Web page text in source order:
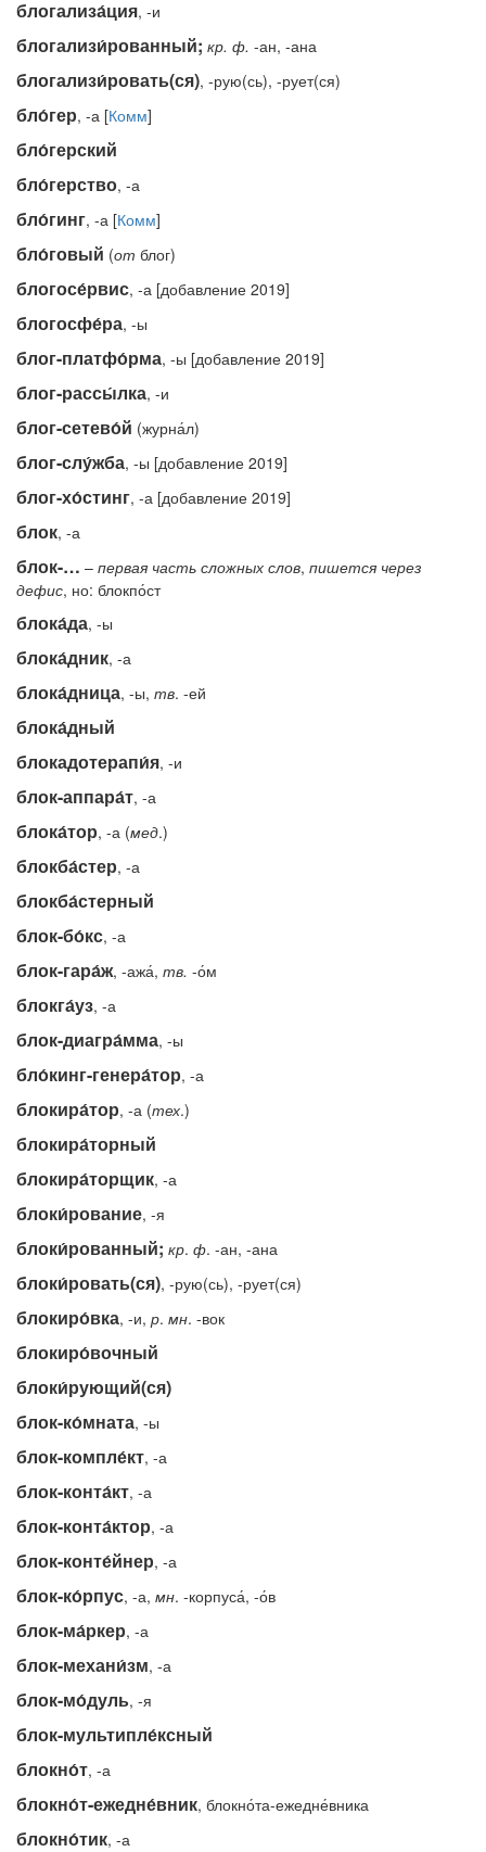
блогализа́ция, -и
блогализи́рованный; кр. ф. -ан, -ана
блогализи́ровать(ся), -рую(сь), -рует(ся)
бло́гер, -а [Комм]
бло́герский
бло́герство, -а
бло́гинг, -а [Комм]
бло́говый (от блог)
блогосе́рвис, -а [добавление 2019]
блогосфе́ра, -ы
блог-платфо́рма, -ы [добавление 2019]
блог-рассы́лка, -и
блог-сетево́й (журна́л)
блог-слу́жба, -ы [добавление 2019]
блог-хо́стинг, -а [добавление 2019]
блок, -а
блок-… – первая часть сложных слов, пишется через
дефис, но: блокпо́ст
блока́да, -ы
блока́дник, -а
блока́дница, -ы, тв. -ей
блока́дный
блокадотерапи́я, -и
блок-аппара́т, -а
блока́тор, -а (мед.)
блокба́стер, -а
блокба́стерный
блок-бо́кс, -а
блок-гара́ж, -ажа́, тв. -о́м
блокга́уз, -а
блок-диагра́мма, -ы
бло́кинг-генера́тор, -а
блокира́тор, -а (тех.)
блокира́торный
блокира́торщик, -а
блоки́рование, -я
блоки́рованный; кр. ф. -ан, -ана
блоки́ровать(ся), -рую(сь), -рует(ся)
блокиро́вка, -и, р. мн. -вок
блокиро́вочный
блоки́рующий(ся)
блок-ко́мната, -ы
блок-компле́кт, -а
блок-конта́кт, -а
блок-конта́ктор, -а
блок-конте́йнер, -а
блок-ко́рпус, -а, мн. -корпуса́, -о́в
блок-ма́ркер, -а
блок-механи́зм, -а
блок-мо́дуль, -я
блок-мультипле́ксный
блокно́т, -а
блокно́т-ежедне́вник, блокно́та-ежедне́вника
блокно́тик, -а